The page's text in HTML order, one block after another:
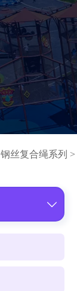
钢丝复合绳系列 >
